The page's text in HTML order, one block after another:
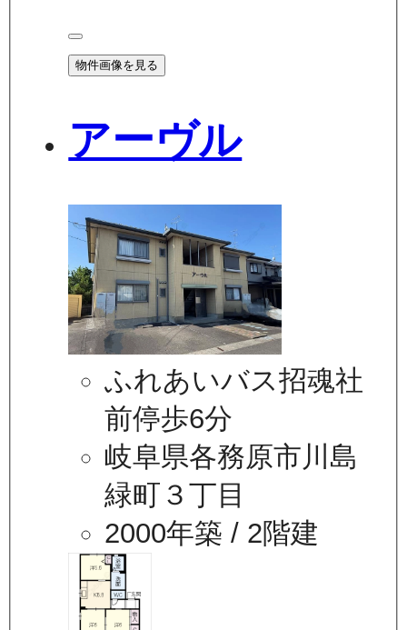
物件画像を見る
アーヴル
ふれあいバス招魂社
前停歩6分
岐阜県各務原市川島
緑町３丁目
2000年築 / 2階建